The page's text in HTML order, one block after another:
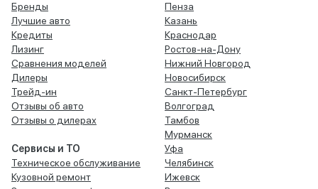
Бренды
Лучшие авто
Кредиты
Лизинг
Сравнения моделей
Дилеры
Трейд-ин
Отзывы об авто
Отзывы о дилерах
Сервисы и ТО
Техническое обслуживание
Кузовной ремонт
Пенза
Казань
Краснодар
Ростов-на-Дону
Нижний Новгород
Новосибирск
Санкт-Петербург
Волгоград
Тамбов
Мурманск
Уфа
Челябинск
Ижевск